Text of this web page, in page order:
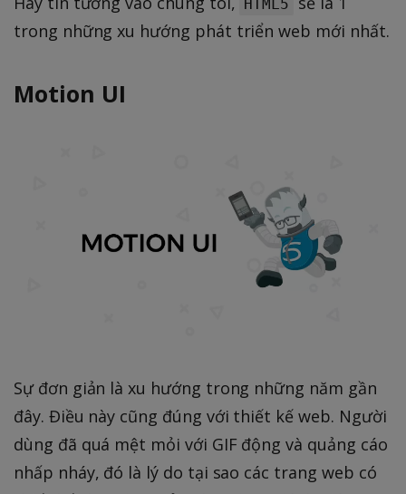
HTML5
trong những xu hướng phát triển web mới nhất.
Motion UI
Sự đơn giản là xu hướng trong những năm gần
đây. Điều này cũng đúng với thiết kế web. Người
dùng đã quá mệt mỏi với GIF động và quảng cáo
nhấp nháy, đó là lý do tại sao các trang web có